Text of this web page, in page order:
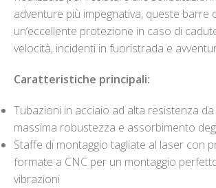
adventure più impegnativa, queste barre
un’eccellente protezione in caso di
velocità, incidenti in fuoristrada e
Caratteristiche principali:
Tubazioni in acciaio ad alta resistenza
massima robustezza e assorbimento
Staffe di montaggio tagliate al laser con
formate a CNC per un montaggio
vibrazioni